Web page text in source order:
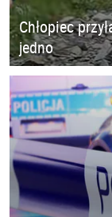
Chłopiec
jedno